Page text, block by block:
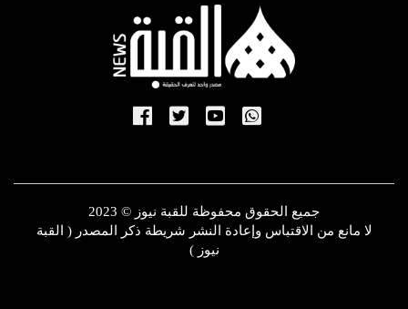
جميع الحقوق محفوظة للقبة نيوز © 2023
لا مانع من الاقتباس وإعادة النشر شريطة ذكر المصدر ( القبة
نيوز )